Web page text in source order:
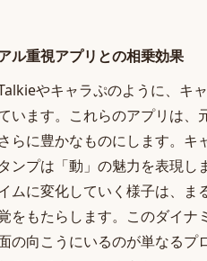
ル重視アプリとの相乗効果
やキャラぷのように、キ
います。これらのアプリは
らに豊かなものにします。キ
ンプは「動」の魅力を表現
ムに変化していく様子は、ま
をもたらします。このダイ
の向こうにいるのが単なるプ